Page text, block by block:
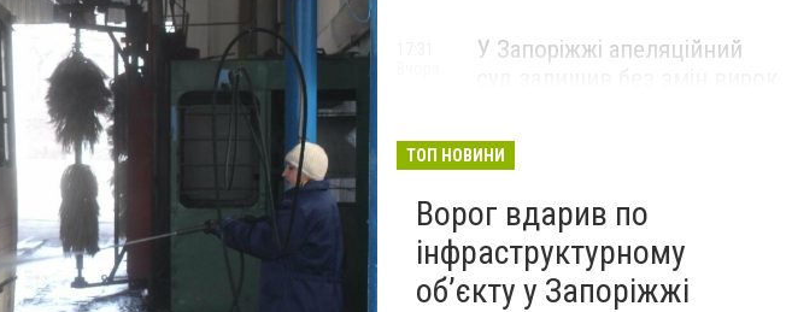
У Запоріжжі апеляційний
зґвалтування двох
малолітніх падчерок
ТОП НОВИНИ
Ворог вдарив по
інфраструктурному
обʼєкту у Запоріжжі